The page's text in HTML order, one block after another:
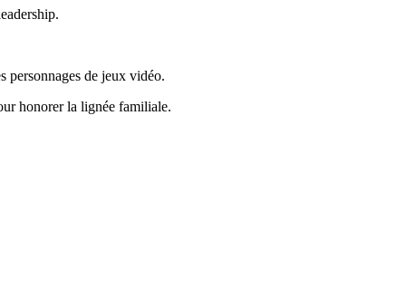
personnages de jeux vidéo.
honorer la lignée familiale.